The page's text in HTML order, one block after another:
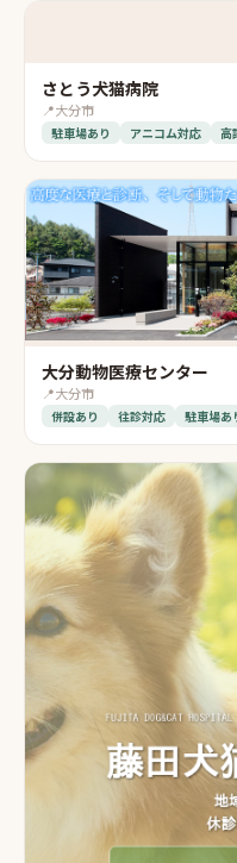
さとう犬猫病院
📍大分市
駐車場あり アニコム対応 高
大分動物医療センター
📍大分市
併設あり 往診対応 駐車場あ